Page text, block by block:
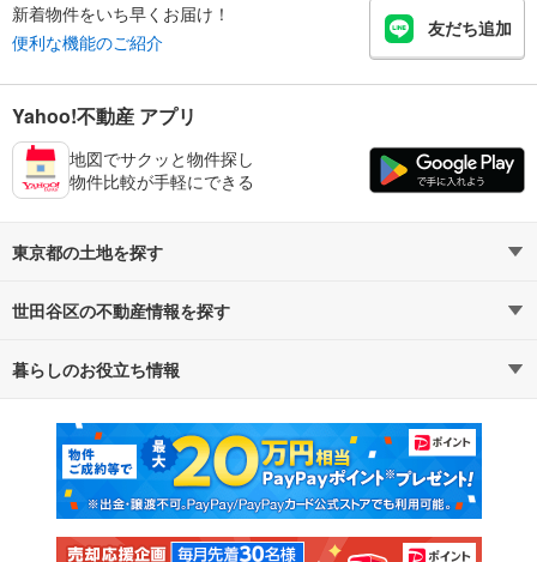
新着物件をいち早くお届け！
便利な機能のご紹介
友だち追加
Yahoo!不動産 アプリ
地図でサクッと物件探し
物件比較が手軽にできる
東京都の土地を探す
路線・駅から探す
通勤・通学時間から探す
世田谷区の不動産情報を探す
不動産・住宅
新築マンション 中古マンション
新築一戸建て 中古一戸建て
暮らしのお役立ち情報
マンションカタログ 教えて！住まいの先生